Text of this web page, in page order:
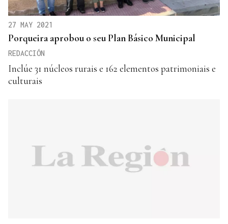
27 MAY 2021
Porqueira aprobou o seu Plan Básico Municipal
REDACCIÓN
Inclúe 31 núcleos rurais e 162 elementos patrimoniais e
culturais